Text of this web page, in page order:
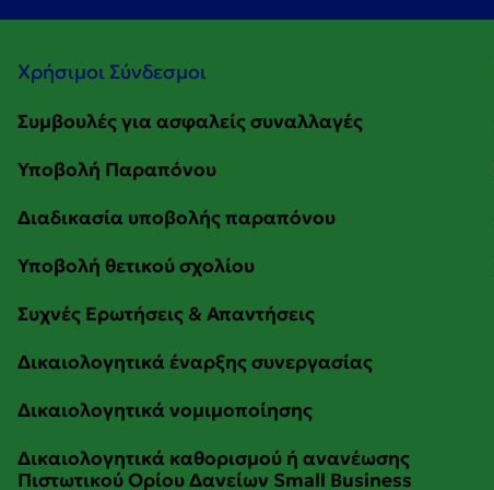
Χρήσιμοι Σύνδεσμοι